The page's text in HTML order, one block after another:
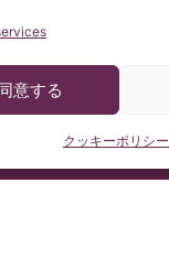
意する
クッキーポリシー